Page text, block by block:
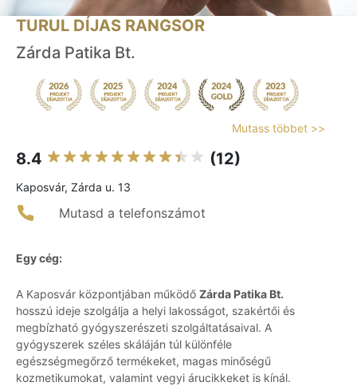
TURUL DÍJAS RANGSOR
Zárda Patika Bt.
Mutass többet >>
8.4 (12)
Kaposvár, Zárda u. 13
Mutasd a telefonszámot
Egy cég:
A Kaposvár központjában működő Zárda Patika Bt.
hosszú ideje szolgálja a helyi lakosságot, szakértői és
megbízható gyógyszerészeti szolgáltatásaival. A
gyógyszerek széles skáláján túl különféle
egészségmegőrző termékeket, magas minőségű
kozmetikumokat, valamint vegyi árucikkeket is kínál.